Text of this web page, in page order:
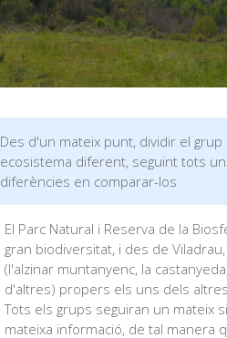
Des d'un mateix punt, dividir el
ecosistema diferent, seguint tots
diferències en comparar-los
El Parc Natural i Reserva de la
gran biodiversitat, i des de
(l'alzinar muntanyenc, la
d'altres) propers els uns dels altres.
Tots els grups seguiran un mateix
mateixa informació, de tal manera